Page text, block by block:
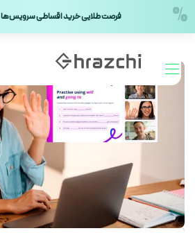
% فرصت طلایی خرید اقساطی سرویس‌ها